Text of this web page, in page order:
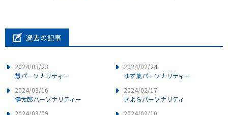
過去の記事
2024/03/23
慧パーソナリティー
2024/03/16
健太郎パーソナリティー
2024/02/24
ゆず葉パーソナリティー
2024/02/17
きよらパーソナリティ